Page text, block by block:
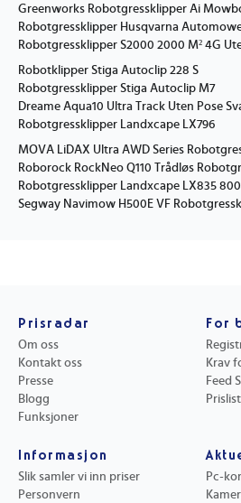
Greenworks Robotgressklipper Ai
Robotgressklipper Husqvarna
Robotgressklipper S2000 2000 M² 4G
Robotklipper Stiga Autoclip 228 S
Robotgressklipper Stiga Autoclip M7
Robotgressklipper Landxcape LX796
MOVA LiDAX Ultra AWD Series
Roborock RockNeo Q110 Trådløs
Robotgressklipper Landxcape LX835
Segway Navimow H500E VF
Prisradar
Om oss
Kontakt oss
Presse
Blogg
Funksjoner
For
Krav
Feed
Informasjon
Slik samler vi inn priser
Personvern
Pc-